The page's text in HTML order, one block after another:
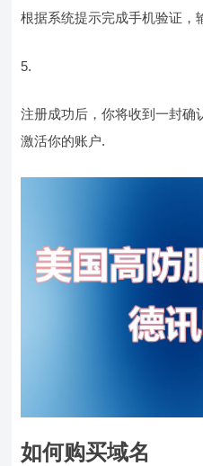
根据系统提示完成手机验证，
注册成功后，你将收到一封确
激活你的账户.
如何购买域名